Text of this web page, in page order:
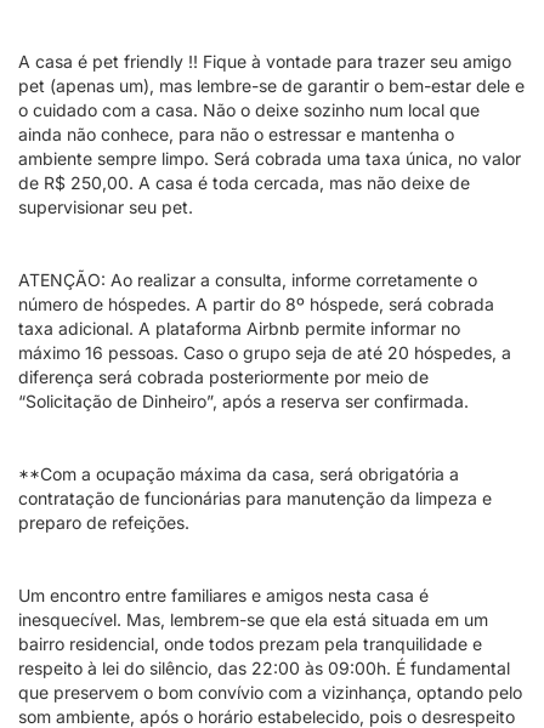
A casa é pet friendly !! Fique à vontade para trazer seu amigo
pet (apenas um), mas lembre-se de garantir o bem-estar dele e
o cuidado com a casa. Não o deixe sozinho num local que
ainda não conhece, para não o estressar e mantenha o
ambiente sempre limpo. Será cobrada uma taxa única, no valor
de R$ 250,00. A casa é toda cercada, mas não deixe de
supervisionar seu pet.
ATENÇÃO: Ao realizar a consulta, informe corretamente o
número de hóspedes. A partir do 8º hóspede, será cobrada
taxa adicional. A plataforma Airbnb permite informar no
máximo 16 pessoas. Caso o grupo seja de até 20 hóspedes, a
diferença será cobrada posteriormente por meio de
“Solicitação de Dinheiro”, após a reserva ser confirmada.
**Com a ocupação máxima da casa, será obrigatória a
contratação de funcionárias para manutenção da limpeza e
preparo de refeições.
Um encontro entre familiares e amigos nesta casa é
inesquecível. Mas, lembrem-se que ela está situada em um
bairro residencial, onde todos prezam pela tranquilidade e
respeito à lei do silêncio, das 22:00 às 09:00h. É fundamental
que preservem o bom convívio com a vizinhança, optando pelo
som ambiente, após o horário estabelecido, pois o desrespeito